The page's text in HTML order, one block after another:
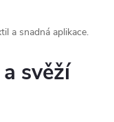
a snadná aplikace.
svěží